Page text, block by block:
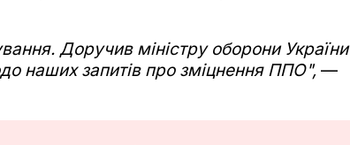
Доручив міністру оборони України
наших запитів про зміцнення ППО", —